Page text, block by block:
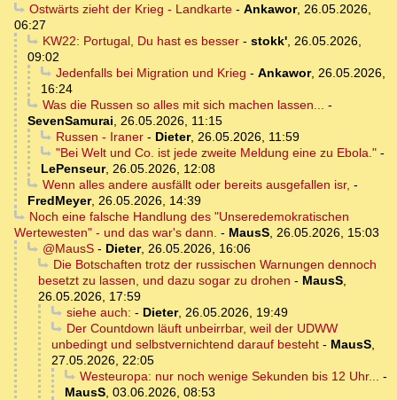
Ostwärts zieht der Krieg - Landkarte- Ankawor, 26.05.2026,
06:27
KW22: Portugal, Du hast es besser- stokk', 26.05.2026,
09:02
Jedenfalls bei Migration und Krieg - Ankawor, 26.05.2026,
16:24
Was die Russen so alles mit sich machen lassen...
-
SevenSamurai
26.05.2026, 11:15
Russen - Iraner- Dieter, 26.05.2026, 11:59
"Bei Welt und Co. ist jede zweite Meldung eine zu Ebola."-
LePenseur, 26.05.2026, 12:08
Wenn alles andere ausfällt oder bereits ausgefallen isr, -
FredMeyer, 26.05.2026, 14:39
Noch eine falsche Handlung des "Unseredemokratischen
Wertewesten" - und das war's dann. - MausS 26.05.2026, 15:03
@MausS- Dieter, 26.05.2026, 16:06
Die Botschaften trotz der russischen Warnungen dennoch
besetzt zu lassen, und dazu sogar zu drohen - MausS
26.05.2026, 17:59
siehe auch: - Dieter, 26.05.2026, 19:49
Der Countdown läuft unbeirrbar, weil der UDWW
unbedingt und selbstvernichtend darauf besteht - MausS
27.05.2026, 22:05
Westeuropa: nur noch wenige Sekunden bis 12 Uhr...
-
MausS 03.06.2026, 08:53